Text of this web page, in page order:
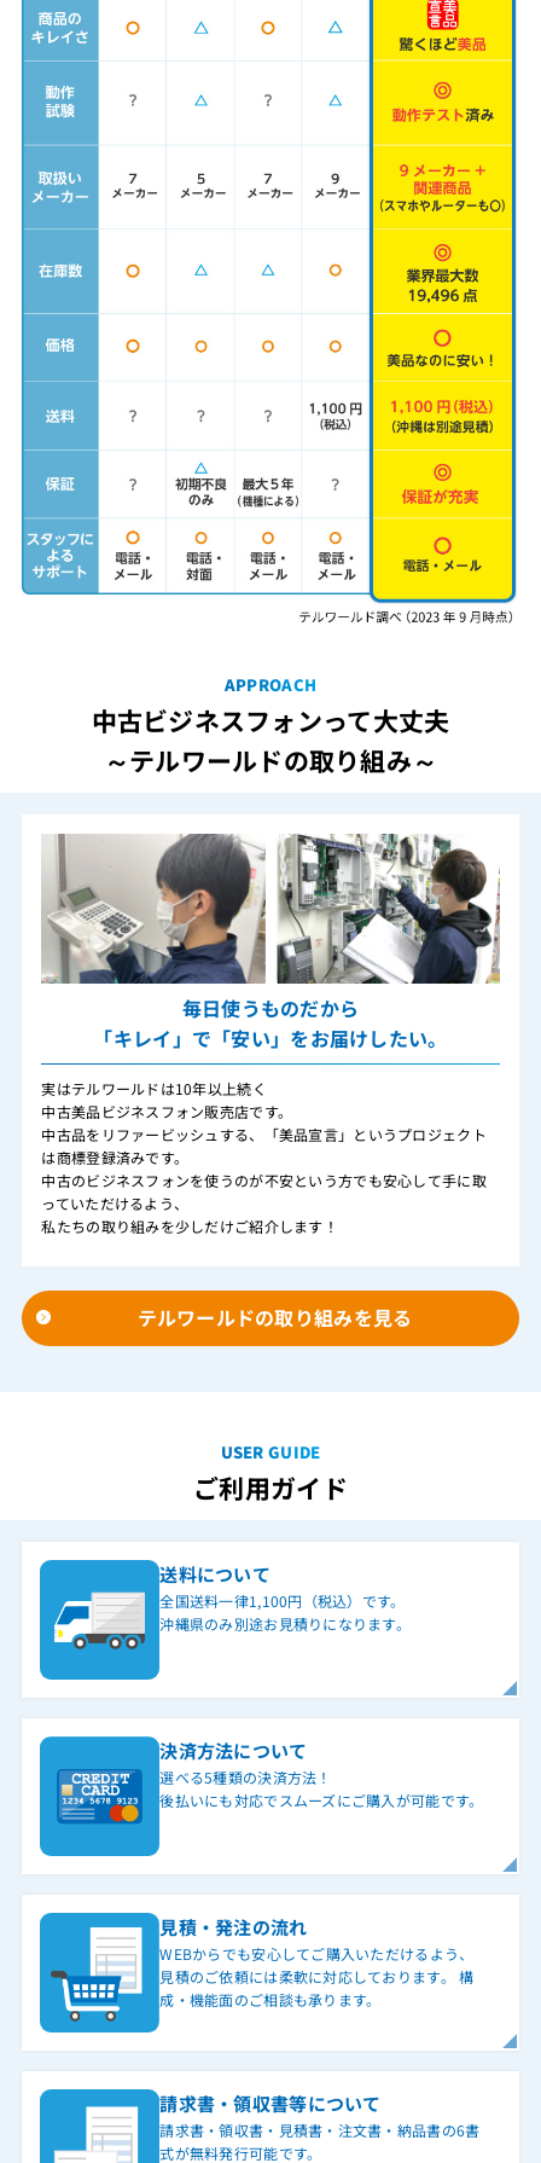
APPROACH
中古ビジネスフォンって大丈夫
～テルワールドの取り組み～
毎日使うものだから
「キレイ」で「安い」をお届けしたい。
実はテルワールドは10年以上続く
中古美品ビジネスフォン販売店です。
中古品をリファービッシュする、「美品宣言」というプロジェクト
は商標登録済みです。
中古のビジネスフォンを使うのが不安という方でも安心して手に取
っていただけるよう、
私たちの取り組みを少しだけご紹介します！
テルワールドの取り組みを見る
USER GUIDE
ご利用ガイド
送料について
全国送料一律1,100円（税込）です。
沖縄県のみ別途お見積りになります。
決済方法について
選べる5種類の決済方法！
後払いにも対応でスムーズにご購入が可能です。
見積・発注の流れ
WEBからでも安心してご購入いただけるよう、
見積のご依頼には柔軟に対応しております。 構
成・機能面のご相談も承ります。
請求書・領収書等について
請求書・領収書・見積書・注文書・納品書の6書
式が無料発行可能です。